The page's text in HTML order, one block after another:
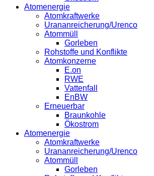
Atomenergie
Atomkraftwerke
Urananreicherung/Urenco
Atommüll
Gorleben
Rohstoffe und Konflikte
Atomkonzerne
E.on
RWE
Vattenfall
EnBW
Erneuerbar
Braunkohle
Ökostrom
Atomenergie
Atomkraftwerke
Urananreicherung/Urenco
Atommüll
Gorleben